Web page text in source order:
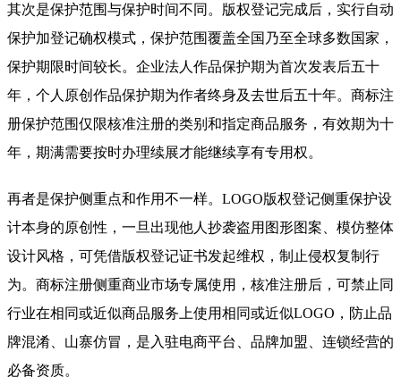
其次是保护范围与保护时间不同。版权登记完成后，实行自动
保护加登记确权模式，保护范围覆盖全国乃至全球多数国家，
保护期限时间较长。企业法人作品保护期为首次发表后五十
年，个人原创作品保护期为作者终身及去世后五十年。商标注
册保护范围仅限核准注册的类别和指定商品服务，有效期为十
年，期满需要按时办理续展才能继续享有专用权。
再者是保护侧重点和作用不一样。LOGO版权登记侧重保护设
计本身的原创性，一旦出现他人抄袭盗用图形图案、模仿整体
设计风格，可凭借版权登记证书发起维权，制止侵权复制行
为。商标注册侧重商业市场专属使用，核准注册后，可禁止同
行业在相同或近似商品服务上使用相同或近似LOGO，防止品
牌混淆、山寨仿冒，是入驻电商平台、品牌加盟、连锁经营的
必备资质。